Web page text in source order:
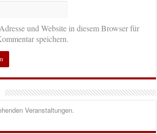
und Website in diesem Browser für
speichern.
Veranstaltungen.